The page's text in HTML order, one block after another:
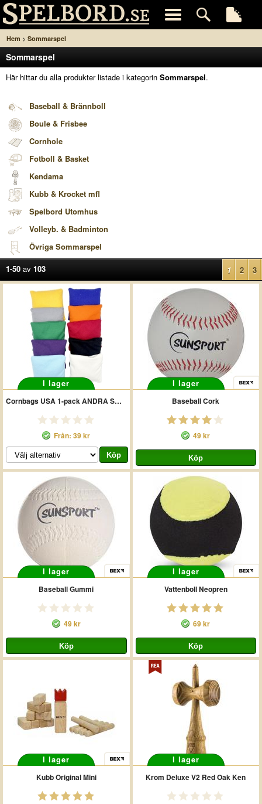
Hem > Sommarspel
Sommarspel
Här hittar du alla produkter listade i kategorin Sommarspel.
Baseball & Brännboll
Boule & Frisbee
Cornhole
Fotboll & Basket
Kendama
Kubb & Krocket mfl
Spelbord Utomhus
Volleyb. & Badminton
Övriga Sommarspel
1-50 av 103 1 2 3
I lager
Cornbags USA 1-pack ANDRA SORTERING
Från: 39 kr
I lager
Baseball Cork
49 kr
I lager
Baseball Gummi
49 kr
I lager
Vattenboll Neopren
69 kr
I lager
Kubb Original Mini
I lager
Krom Deluxe V2 Red Oak Ken